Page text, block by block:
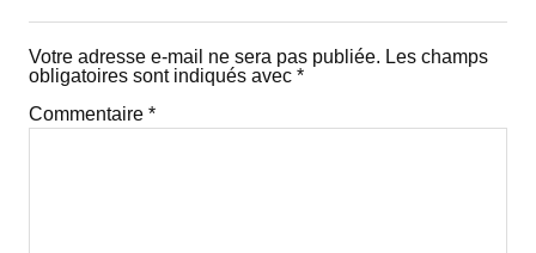
Votre adresse e-mail ne sera pas publiée. Les champs
obligatoires sont indiqués avec *
Commentaire *